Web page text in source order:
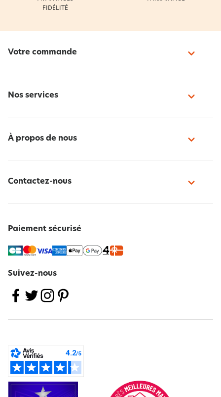
FIDÉLITÉ
Votre commande
Nos services
À propos de nous
Contactez-nous
Paiement sécurisé
Suivez-nous